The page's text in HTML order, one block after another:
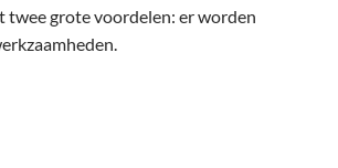
twee grote voordelen: er worden